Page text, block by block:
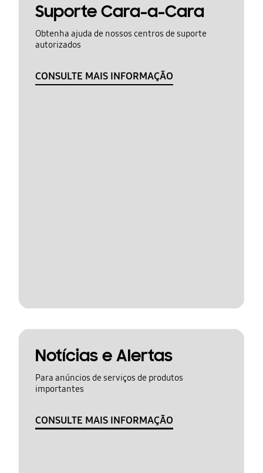
Suporte Cara-a-Cara
Obtenha ajuda de nossos centros de suporte
autorizados
CONSULTE MAIS INFORMAÇÃO
Notícias e Alertas
Para anúncios de serviços de produtos
importantes
CONSULTE MAIS INFORMAÇÃO